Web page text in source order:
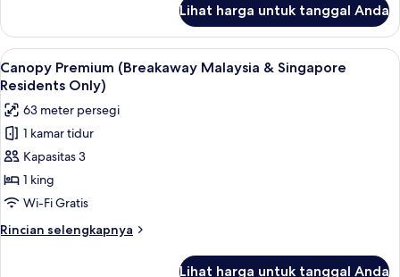
Only)
Canopy
Deluxe
(Breakaway
Malaysia
Singapore
Residents
Only)
Lihat harga untuk tanggal Anda
Lihat
semua
foto
untuk
Canopy
Premium
(Breakaway
Malaysia
&
Singapore
Seprai katun Mesir, seprai premium,
6
Canopy Premium (Breakaway Malaysia & Singapore
Residents Only)
63 meter persegi
1 kamar tidur
Kapasitas 3
1 king
Wi-Fi Gratis
Rincian selengkapnya
Rincian
Lihat harga untuk tanggal Anda